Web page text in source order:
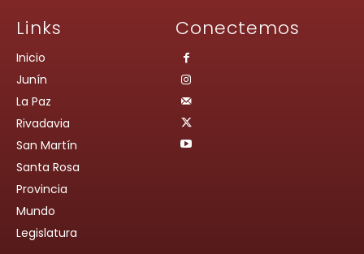
Links
Inicio
Junín
La Paz
Rivadavia
San Martín
Santa Rosa
Provincia
Mundo
Legislatura
Conectemos